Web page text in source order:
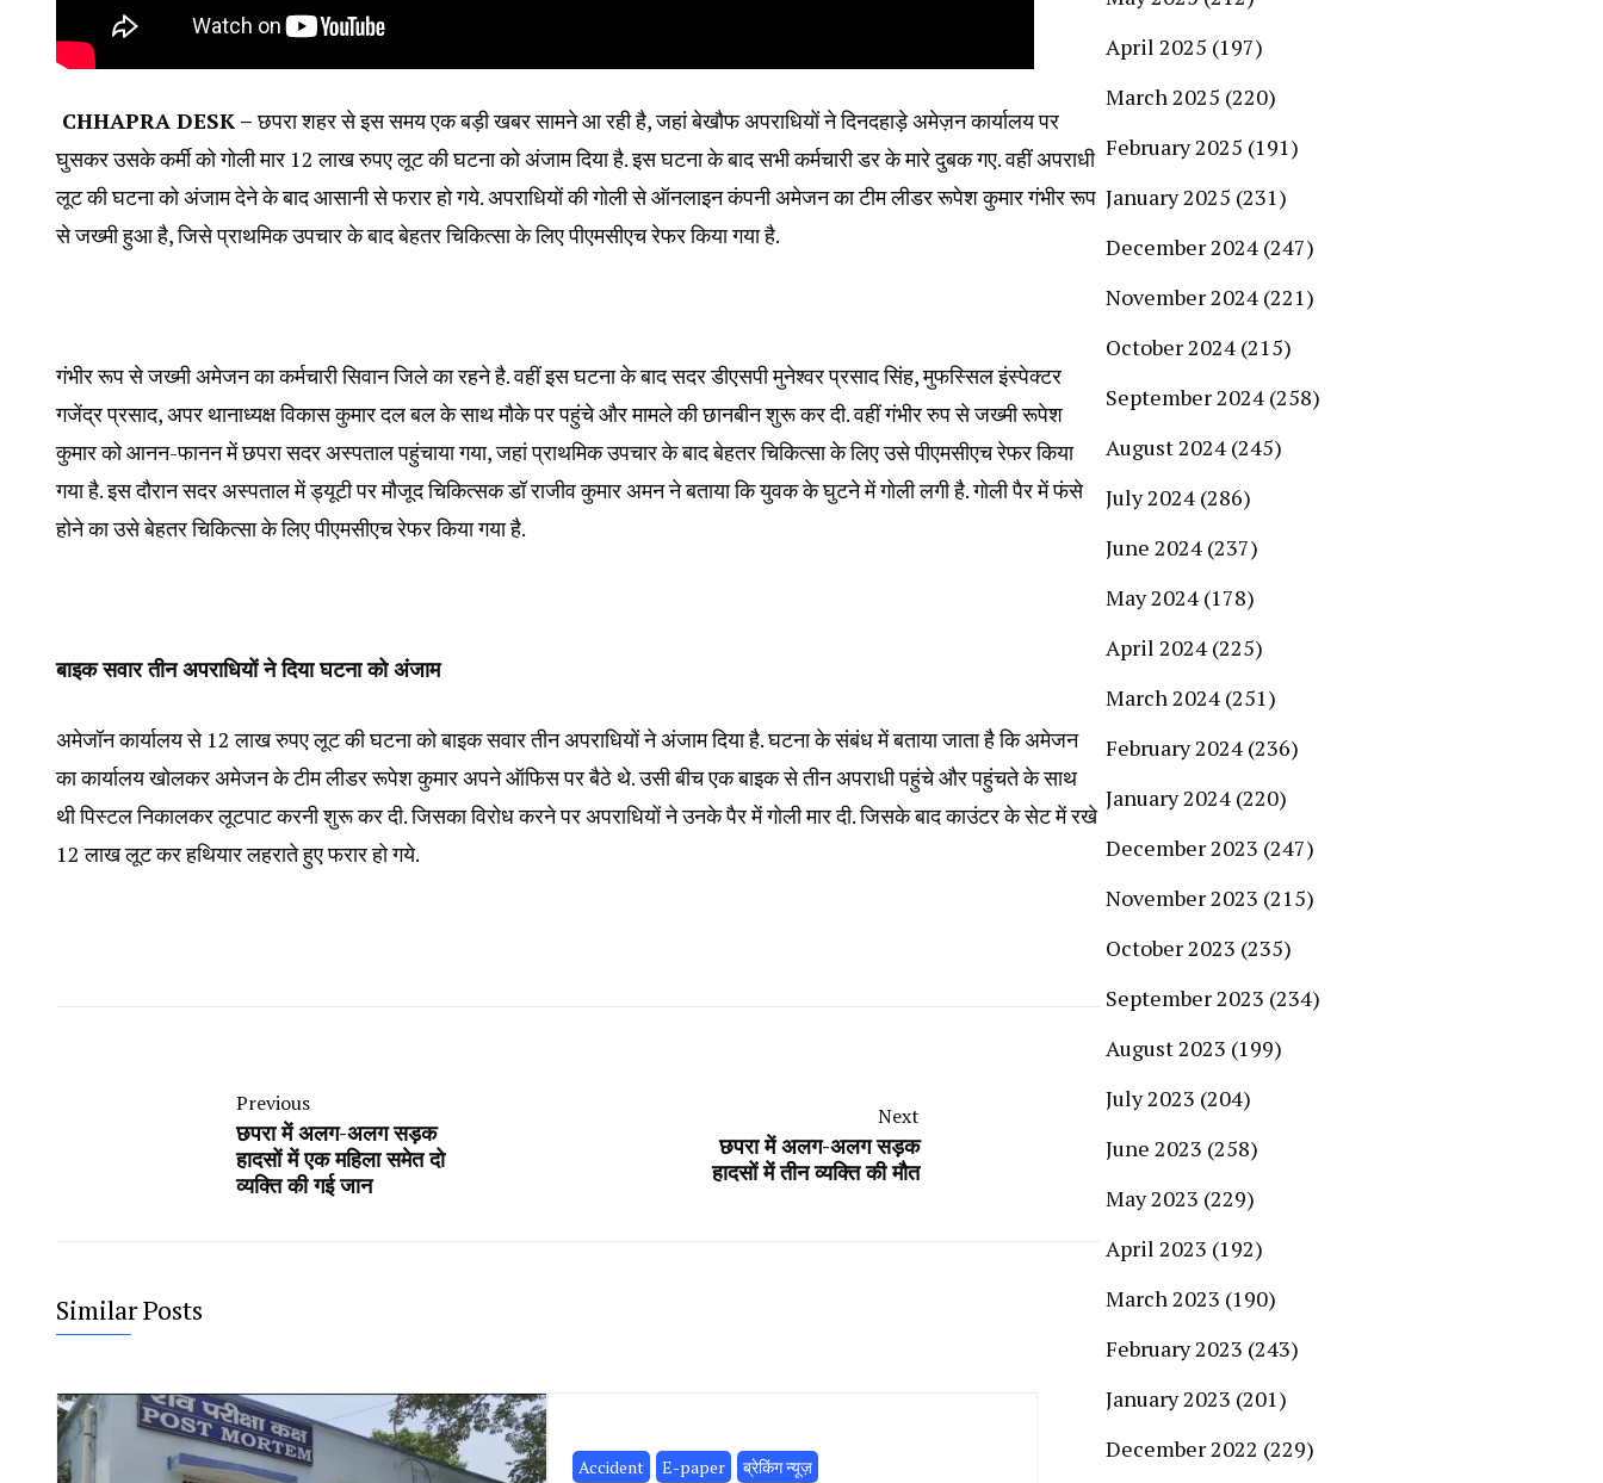
CHHAPRA DESK –छपरा शहर से इस समय एक बड़ी खबर सामने आ रही है, जहां बेखौफ अपराधियों ने दिनदहाड़े अमेज़न कार्यालय पर
घुसकर उसके कर्मी को गोली मार ₹12 लाख रुपए लूट की घटना को अंजाम दिया है. इस घटना के बाद सभी कर्मचारी डर के मारे दुबक गए. वहीं अपराधी
लूट की घटना को अंजाम देने के बाद आसानी से फरार हो गये. अपराधियों की गोली से ऑनलाइन कंपनी अमेजन का टीम लीडर रूपेश कुमार गंभीर रूप
से जख्मी हुआ है, जिसे प्राथमिक उपचार के बाद बेहतर चिकित्सा के लिए पीएमसीएच रेफर किया गया है.
गंभीर रूप से जख्मी अमेजन का कर्मचारी सिवान जिले का रहने है. वहीं इस घटना के बाद सदर डीएसपी मुनेश्वर प्रसाद सिंह, मुफस्सिल इंस्पेक्टर
गजेंद्र प्रसाद, अपर थानाध्यक्ष विकास कुमार दल बल के साथ मौके पर पहुंचे और मामले की छानबीन शुरू कर दी. वहीं गंभीर रुप से जख्मी रूपेश
कुमार को आनन-फानन में छपरा सदर अस्पताल पहुंचाया गया, जहां प्राथमिक उपचार के बाद बेहतर चिकित्सा के लिए उसे पीएमसीएच रेफर किया
गया है. इस दौरान सदर अस्पताल में ड्यूटी पर मौजूद चिकित्सक डॉ राजीव कुमार अमन ने बताया कि युवक के घुटने में गोली लगी है. गोली पैर में फंसे
होने का उसे बेहतर चिकित्सा के लिए पीएमसीएच रेफर किया गया है.
बाइक सवार तीन अपराधियों ने दिया घटना को अंजाम
अमेजॉन कार्यालय से ₹12 लाख रुपए लूट की घटना को बाइक सवार तीन अपराधियों ने अंजाम दिया है. घटना के संबंध में बताया जाता है कि अमेजन
का कार्यालय खोलकर अमेजन के टीम लीडर रूपेश कुमार अपने ऑफिस पर बैठे थे. उसी बीच एक बाइक से तीन अपराधी पहुंचे और पहुंचते के साथ
थी पिस्टल निकालकर लूटपाट करनी शुरू कर दी. जिसका विरोध करने पर अपराधियों ने उनके पैर में गोली मार दी. जिसके बाद काउंटर के सेट में रखे
₹12 लाख लूट कर हथियार लहराते हुए फरार हो गये.
Previous
छपरा में अलग-अलग सड़क
हादसों में एक महिला समेत दो
व्यक्ति की गई जान
Next
छपरा में अलग-अलग सड़क
हादसों में तीन व्यक्ति की मौत
Similar Posts
Accident E-paper ब्रेकिंग न्यूज़
April 2025 (197)
March 2025 (220)
February 2025 (191)
January 2025 (231)
December 2024 (247)
November 2024 (221)
October 2024 (215)
September 2024 (258)
August 2024 (245)
July 2024 (286)
June 2024 (237)
May 2024 (178)
April 2024 (225)
March 2024 (251)
February 2024 (236)
January 2024 (220)
December 2023 (247)
November 2023 (215)
October 2023 (235)
September 2023 (234)
August 2023 (199)
July 2023 (204)
June 2023 (258)
May 2023 (229)
April 2023 (192)
March 2023 (190)
February 2023 (243)
January 2023 (201)
December 2022 (229)